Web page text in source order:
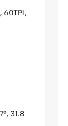
60TPI,
31.8